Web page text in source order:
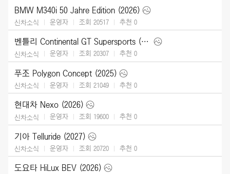
BMW M340i 50 Jahre Edition (2026)
신차소식 운영자 조회 20517 추천 0
벤틀리 Continental GT Supersports (2027)
신차소식 운영자 조회 20307 추천 0
푸조 Polygon Concept (2025)
신차소식 운영자 조회 21049 추천 0
현대차 Nexo (2026)
신차소식 운영자 조회 19600 추천 0
기아 Telluride (2027)
신차소식 운영자 조회 20720 추천 0
도요타 HiLux BEV (2026)